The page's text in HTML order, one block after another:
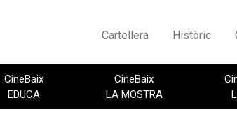
Cartellera Històric
CineBaix
EDUCA
CineBaix
LA MOSTRA